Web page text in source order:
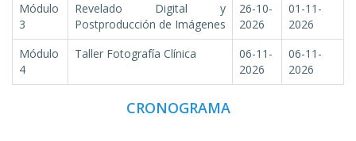
Módulo
3
Revelado Digital y
Postproducción de Imágenes
26-10-
2026
01-11-
2026
Módulo
4
Taller Fotografía Clínica
06-11-
2026
06-11-
2026
CRONOGRAMA